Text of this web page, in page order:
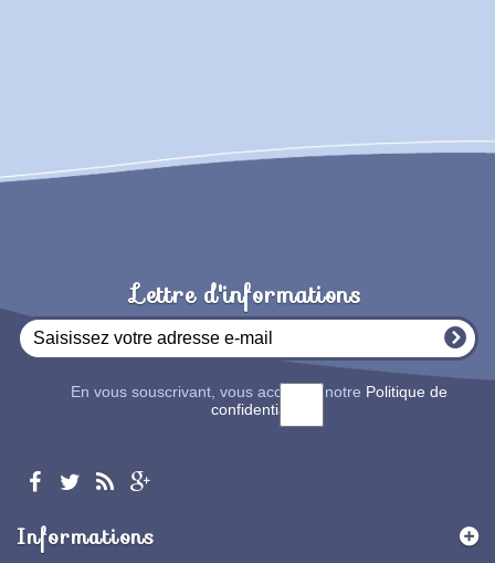
Lettre d'informations
En vous souscrivant, vous acceptez notre Politique de
confidentialité
Informations